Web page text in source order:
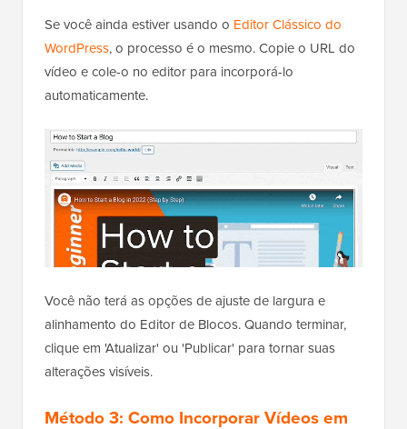
Se você ainda estiver usando o Editor Clássico do
WordPress, o processo é o mesmo. Copie o URL do
vídeo e cole-o no editor para incorporá-lo
automaticamente.
Você não terá as opções de ajuste de largura e
alinhamento do Editor de Blocos. Quando terminar,
clique em 'Atualizar' ou 'Publicar' para tornar suas
alterações visíveis.
Método 3: Como Incorporar Vídeos em